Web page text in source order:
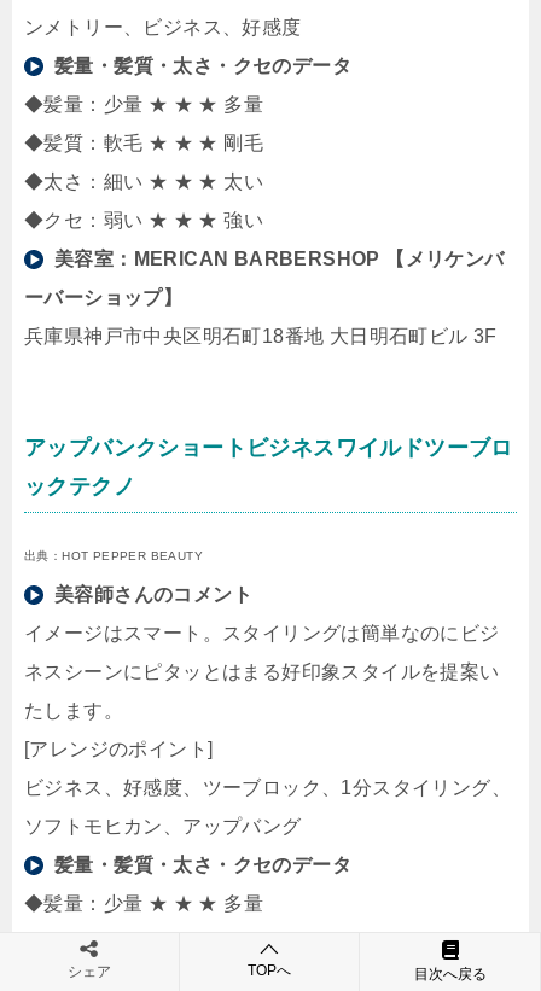
ンメトリー、ビジネス、好感度
髪量・髪質・太さ・クセのデータ
◆髪量：少量 ★ ★ ★ 多量
◆髪質：軟毛 ★ ★ ★ 剛毛
◆太さ：細い ★ ★ ★ 太い
◆クセ：弱い ★ ★ ★ 強い
美容室： MERICAN BARBERSHOP 【メリケンバ
ーバーショップ】
兵庫県神戸市中央区明石町18番地 大日明石町ビル 3F
アップバンクショートビジネスワイルドツーブロ
ックテクノ
出典：HOT PEPPER BEAUTY
美容師さんのコメント
イメージはスマート。スタイリングは簡単なのにビジ
ネスシーンにピタッとはまる好印象スタイルを提案い
たします。
[アレンジのポイント]
ビジネス、好感度、ツーブロック、1分スタイリング、
ソフトモヒカン、アップバング
髪量・髪質・太さ・クセのデータ
◆髪量：少量 ★ ★ ★ 多量
◆髪質：軟毛 ★ ★ ★ 剛毛
◆太さ：細い ★ ★ ★ 太い
シェア TOPへ 目次へ戻る